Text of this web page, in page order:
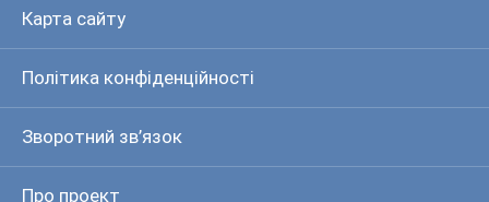
Карта сайту
Політика конфіденційності
Зворотний зв’язок
Про проект